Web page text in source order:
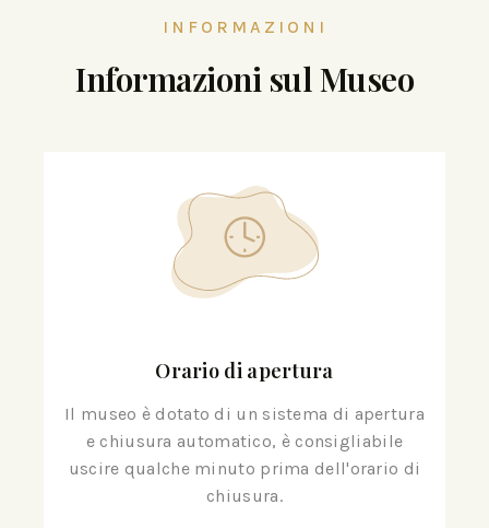
INFORMAZIONI
Informazioni sul Museo
Orario di apertura
Il museo è dotato di un sistema di apertura
e chiusura automatico, è consigliabile
uscire qualche minuto prima dell'orario di
chiusura.